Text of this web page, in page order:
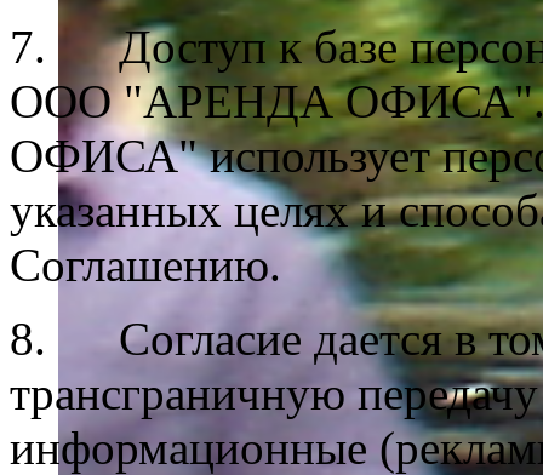
7. Доступ к базе
ООО "АРЕНДА
ОФИСА" использует
указанных целях и
Соглашению.
8. Согласие дается в
трансграничную
информационные